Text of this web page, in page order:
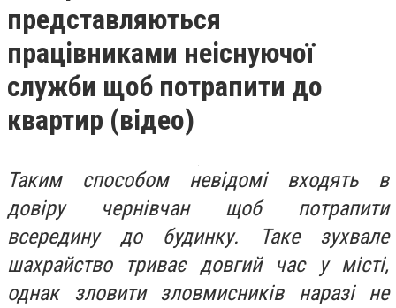
представляються
працівниками неіснуючої
служби щоб потрапити до
квартир (відео)
Таким способом невідомі входять в
довіру чернівчан щоб потрапити
всередину до будинку. Таке зухвале
шахрайство триває довгий час у місті,
однак зловити зловмисників наразі не